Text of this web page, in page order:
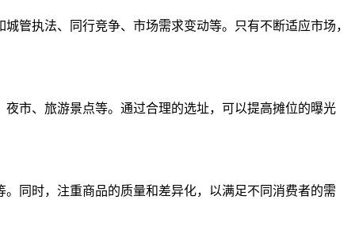
管执法、同行竞争、市场需求变动等。只有不断适应市场，
市、旅游景点等。通过合理的选址，可以提高摊位的曝光
同时，注重商品的质量和差异化，以满足不同消费者的需